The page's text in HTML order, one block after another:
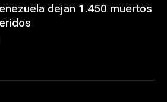
dejan 1.450 muertos